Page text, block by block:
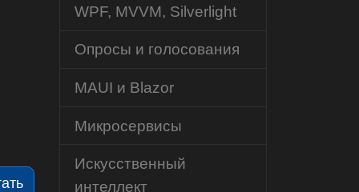
WPF, MVVM, Silverlight
Опросы и голосования
MAUI и Blazor
Микросервисы
Искусственный
интеллект